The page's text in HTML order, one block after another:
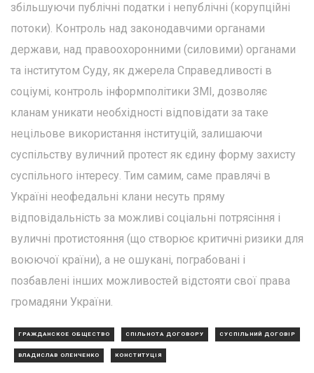
збільшуючи публічні податки і непублічні (корупційні
потоки). Контроль над законодавчими органами
держави, над правоохоронними (силовими) органами
та інститутом Суду, як джерела Справедливості в
соціумі, контроль інформполітики ЗМІ, дозволяє
кланам уникати необхідності відповідати за таке
нецільове використання інституцій, залишаючи
суспільству вуличний протест як єдину форму захисту
суспільного інтересу. Тим самим, саме правлячі в
Україні неофедальні клани несуть пряму
відповідальність за можливі соціальні потрясіння і
вуличні протистояння (що створює критичні ризики для
воюючої країни), а не ошукані, пограбовані і
позбавлені інших можливостей відстояти свої права
громадяни України.
ГРАЖДАНСКОЕ ОБЩЕСТВО СПІЛЬНОТА ДОГОВОРУ СУСПІЛЬНИЙ ДОГОВІР
ВЛАДИСЛАВ ОЛЕНЧЕНКО КОНСТИТУЦІЯ